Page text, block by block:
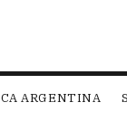
ARGENTINA